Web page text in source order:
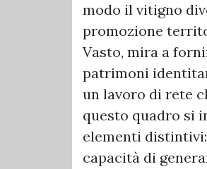
modo il vitigno
promozione
Vasto, mira a
patrimoni
un lavoro di rete
questo quadro si
elementi
capacità di